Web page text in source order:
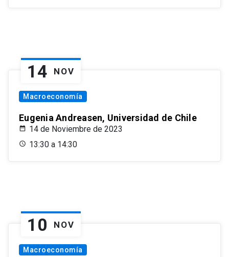
14 NOV
Macroeconomía
Eugenia Andreasen, Universidad de Chile
14 de Noviembre de 2023
13:30 a 14:30
10 NOV
Macroeconomía